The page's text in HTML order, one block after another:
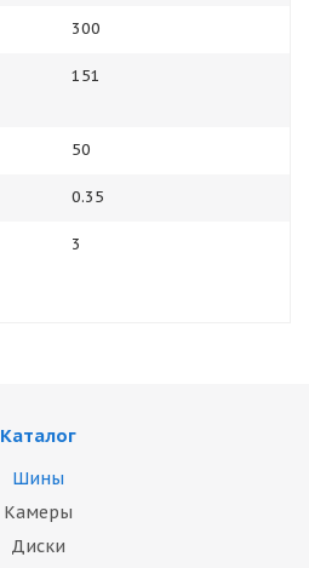
300
151
50
0.35
3
Каталог
Шины
Камеры
Диски